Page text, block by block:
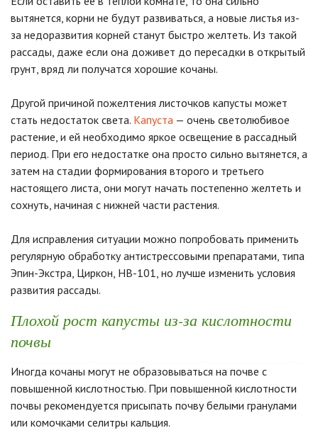
вытянется, корни не будут развиваться, а новые листья из-
за недоразвития корней станут быстро желтеть. Из такой
рассады, даже если она доживет до пересадки в открытый
грунт, вряд ли получатся хорошие кочаны.
Другой причиной пожелтения листочков капусты может
стать недостаток света. Капуста — очень светолюбивое
растение, и ей необходимо яркое освещение в рассадный
период. При его недостатке она просто сильно вытянется, а
затем на стадии формирования второго и третьего
настоящего листа, они могут начать постепенно желтеть и
сохнуть, начиная с нижней части растения.
Для исправления ситуации можно попробовать применить
регулярную обработку антистрессовыми препаратами, типа
Эпин-Экстра, Циркон, HB-101, но лучше изменить условия
развития рассады.
Плохой рост капусты из-за кислотности
почвы
Иногда кочаны могут не образовываться на почве с
повышенной кислотностью. При повышенной кислотности
почвы рекомендуется присыпать почву белыми гранулами
или комочками селитры кальция.